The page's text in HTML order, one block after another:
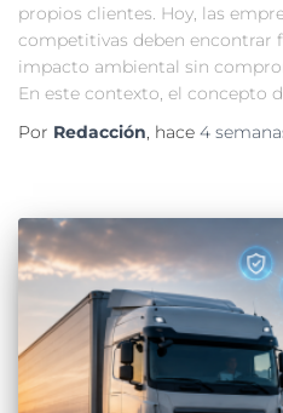
propios clientes. Hoy, las
competitivas deben encontrar
impacto ambiental sin
En este contexto, el concepto
Por Redacción, hace 4